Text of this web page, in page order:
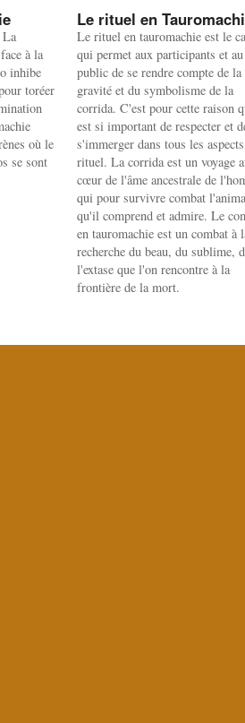
La
à la
inhibe
toréer
où le
se sont
Le rituel en
Le rituel en tauromachie est le
qui permet aux participants et au
public de se rendre compte de la
gravité et du symbolisme de la
corrida. C'est pour cette raison
est si important de respecter et
s'immerger dans tous les
rituel. La corrida est un voyage
cœur de l'âme ancestrale de
qui pour survivre combat
qu'il comprend et admire. Le
en tauromachie est un combat à
recherche du beau, du sublime,
l'extase que l'on rencontre à la
frontière de la mort.